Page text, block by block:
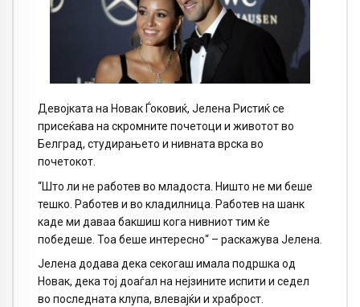
Девојката на Новак Ѓоковиќ, Јелена Ристиќ се
присеќава на скромните почетоци и животот во
Белград, студирањето и нивната врска во
почетокот.
“Што ли не работев во младоста. Ништо не ми беше
тешко. Работев и во кладилница. Работев на шанк
каде ми даваа бакшиш кога нивниот тим ќе
победеше. Тоа беше интересно“ – раскажува Јелена.
Јелена додава дека секогаш имала подршка од
Новак, дека тој доаѓал на нејзините испити и седел
во последната клупа, влевајќи и храброст.